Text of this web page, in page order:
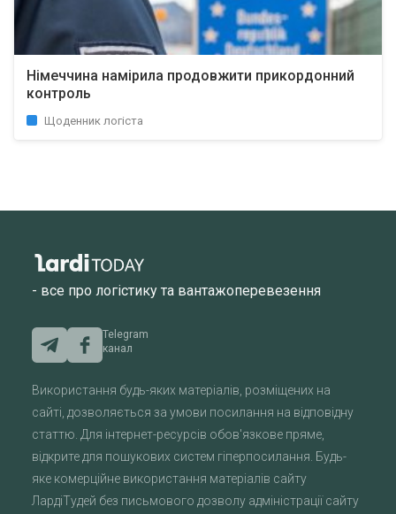
Німеччина намірила продовжити прикордонний
контроль
Щоденник логіста
- все про логістику та вантажоперевезення
Telegram
канал
Використання будь-яких матеріалів, розміщених на
сайті, дозволяється за умови посилання на відповідну
статтю. Для інтернет-ресурсів обов'язкове пряме,
відкрите для пошукових систем гіперпосилання. Будь-
яке комерційне використання матеріалів сайту
ЛардіТудей без письмового дозволу адміністрації сайту